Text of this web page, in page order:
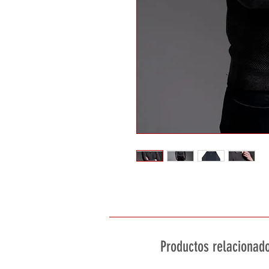
Productos